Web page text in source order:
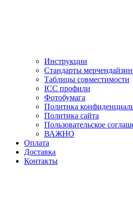
Инструкции
Стандарты
Таблицы совместимости
ICC профили
Фотобумага
Политика
Политика сайта
Пользовательское
ВАЖНО
Оплата
Доставка
Контакты